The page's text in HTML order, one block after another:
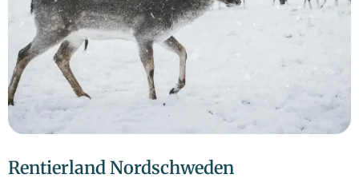
Rentierland Nordschweden